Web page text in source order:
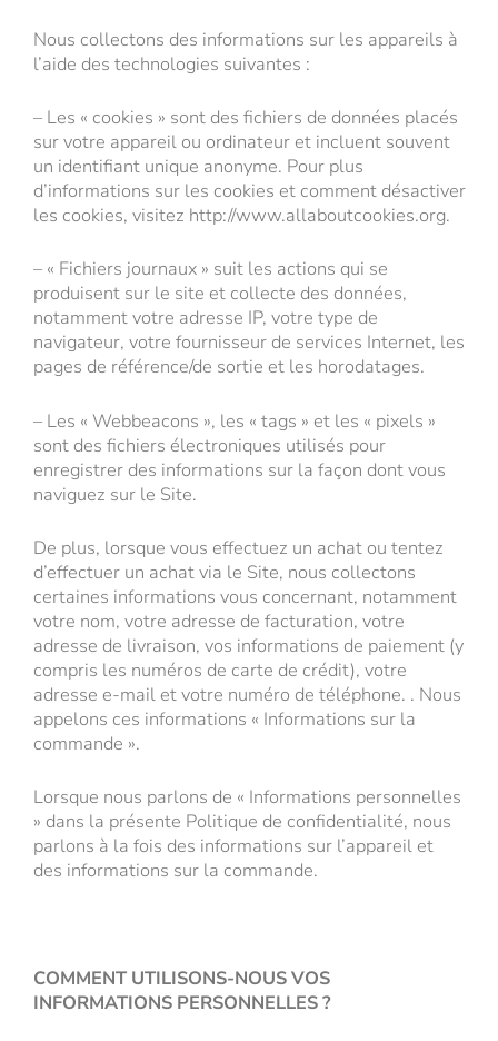
Nous collectons des informations sur les appareils à
l’aide des technologies suivantes :
– Les « cookies » sont des fichiers de données placés
sur votre appareil ou ordinateur et incluent souvent
un identifiant unique anonyme. Pour plus
d’informations sur les cookies et comment désactiver
les cookies, visitez http://www.allaboutcookies.org.
– « Fichiers journaux » suit les actions qui se
produisent sur le site et collecte des données,
notamment votre adresse IP, votre type de
navigateur, votre fournisseur de services Internet, les
pages de référence/de sortie et les horodatages.
– Les « Webbeacons », les « tags » et les « pixels »
sont des fichiers électroniques utilisés pour
enregistrer des informations sur la façon dont vous
naviguez sur le Site.
De plus, lorsque vous effectuez un achat ou tentez
d’effectuer un achat via le Site, nous collectons
certaines informations vous concernant, notamment
votre nom, votre adresse de facturation, votre
adresse de livraison, vos informations de paiement (y
compris les numéros de carte de crédit), votre
adresse e-mail et votre numéro de téléphone. . Nous
appelons ces informations « Informations sur la
commande ».
Lorsque nous parlons de « Informations personnelles
» dans la présente Politique de confidentialité, nous
parlons à la fois des informations sur l’appareil et
des informations sur la commande.
COMMENT UTILISONS-NOUS VOS
INFORMATIONS PERSONNELLES ?